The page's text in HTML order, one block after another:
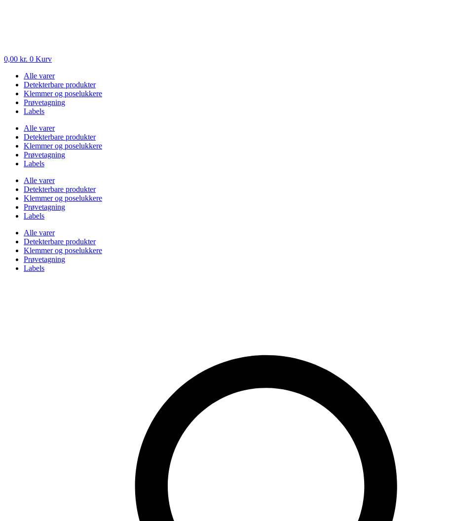
0,00 kr. 0 Kurv
Alle varer
Detekterbare produkter
Klemmer og poselukkere
Prøvetagning
Labels
Alle varer
Detekterbare produkter
Klemmer og poselukkere
Prøvetagning
Labels
Alle varer
Detekterbare produkter
Klemmer og poselukkere
Prøvetagning
Labels
Alle varer
Detekterbare produkter
Klemmer og poselukkere
Prøvetagning
Labels